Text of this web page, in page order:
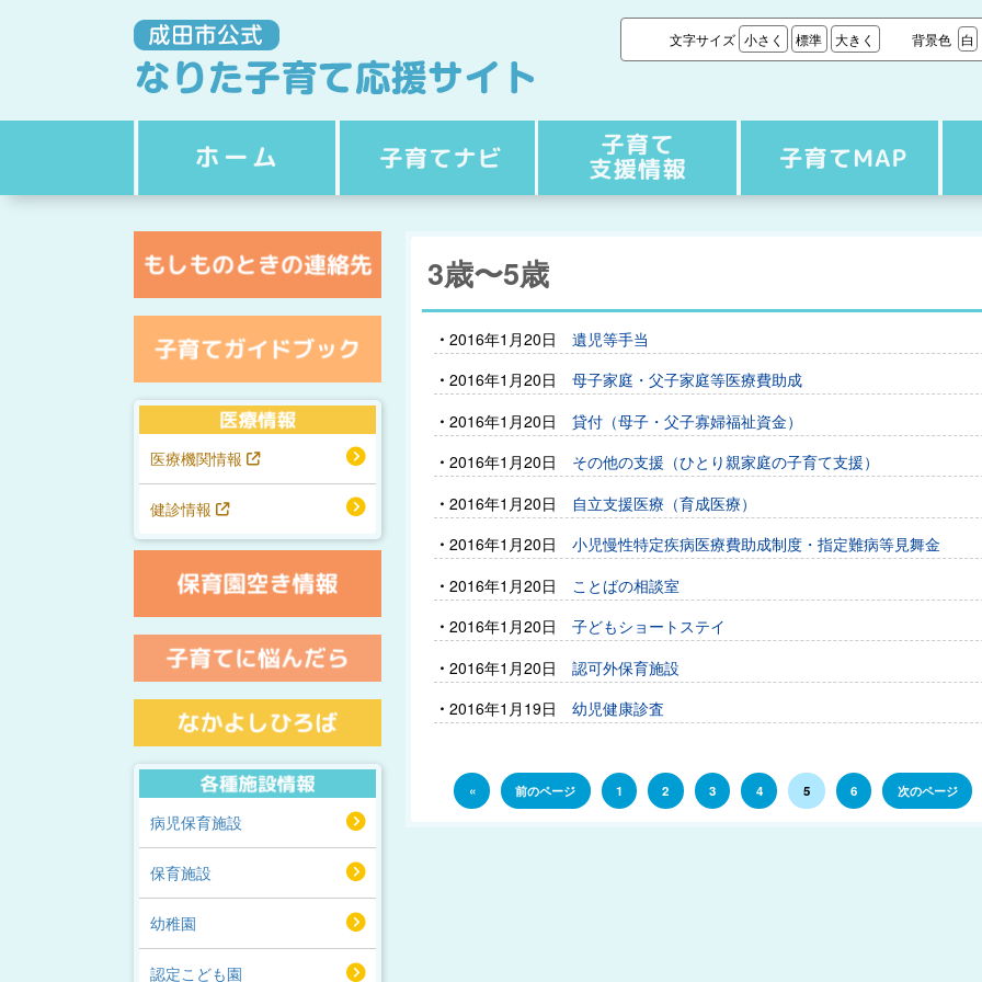
文字サイズ 小さく 標準 大きく 背景色 白
医療機関情報
健診情報
病児保育施設
保育施設
幼稚園
認定こども園
3歳〜5歳
2016年1月20日
遺児等手当
2016年1月20日
母子家庭・父子家庭等医療費助成
2016年1月20日
貸付（母子・父子寡婦福祉資金）
2016年1月20日
その他の支援（ひとり親家庭の子育て支援）
2016年1月20日
自立支援医療（育成医療）
2016年1月20日
小児慢性特定疾病医療費助成制度・指定難病等見舞金
2016年1月20日
ことばの相談室
2016年1月20日
子どもショートステイ
2016年1月20日
認可外保育施設
2016年1月19日
幼児健康診査
« 前のページ 1 2 3 4 5 6 次のページ